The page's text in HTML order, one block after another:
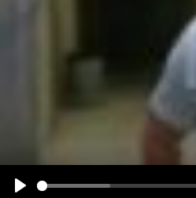
Alle HTML-Tags außer <br>, <strike> und <i>
Ich möchte eine E-Mail, wenn auf